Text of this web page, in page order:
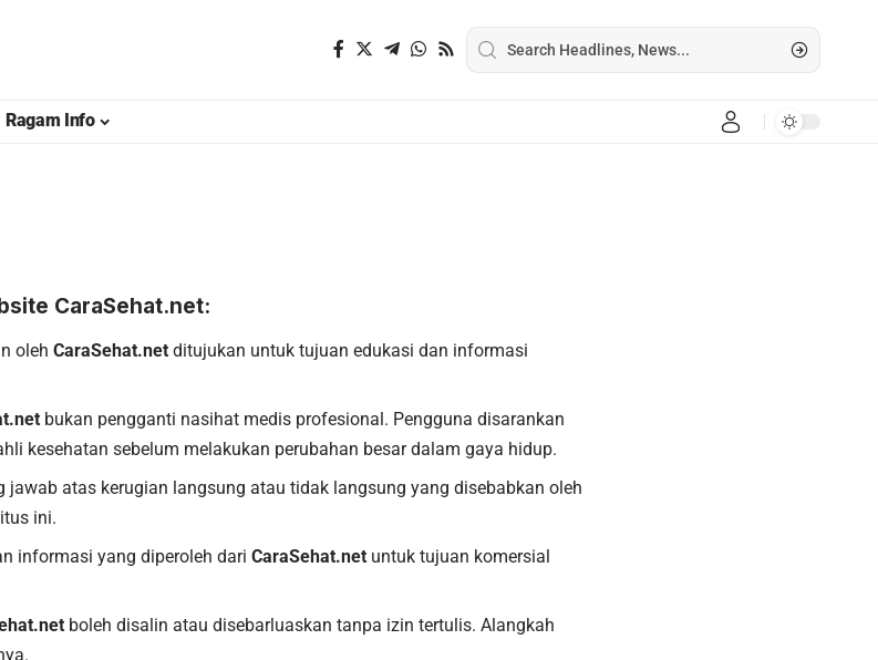
Ragam Info
CaraSehat.net:
oleh CaraSehat.net ditujukan untuk tujuan edukasi dan informasi
bukan pengganti nasihat medis profesional. Pengguna disarankan
kesehatan sebelum melakukan perubahan besar dalam gaya hidup.
jawab atas kerugian langsung atau tidak langsung yang disebabkan oleh
ini.
informasi yang diperoleh dari CaraSehat.net untuk tujuan komersial
boleh disalin atau disebarluaskan tanpa izin tertulis. Alangkah